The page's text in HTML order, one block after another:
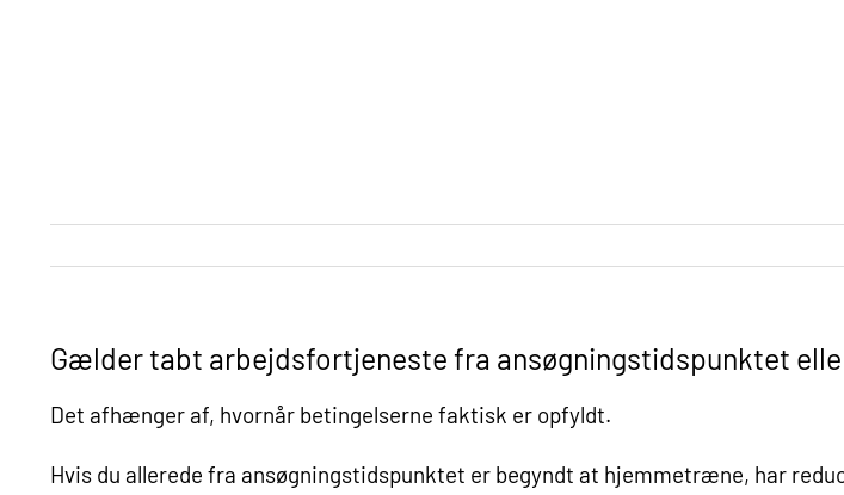
Gælder tabt arbejdsfortjeneste fra ansøgningstidspunktet
Det afhænger af, hvornår betingelserne faktisk er opfyldt.
Hvis du allerede fra ansøgningstidspunktet er begyndt at hjemmetræne, har